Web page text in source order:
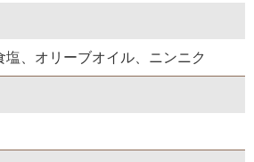
、オリーブオイル、ニンニク